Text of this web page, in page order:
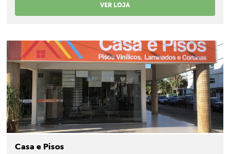
VER LOJA
Casa e Pisos